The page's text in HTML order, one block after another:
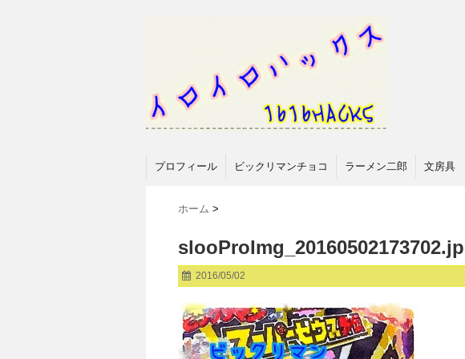
プロフィール ビックリマンチョコ ラーメン二郎 文房具
ホーム >
2016/05/02